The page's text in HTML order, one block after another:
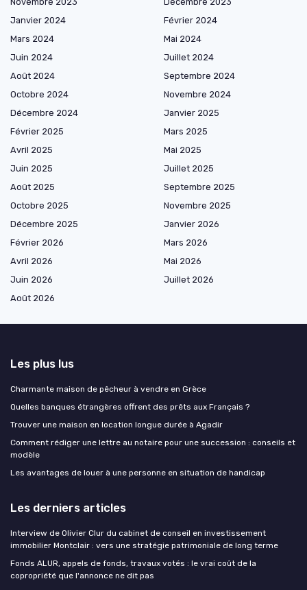
Janvier 2024
Février 2024
Mars 2024
Mai 2024
Juin 2024
Juillet 2024
Août 2024
Septembre 2024
Octobre 2024
Novembre 2024
Décembre 2024
Janvier 2025
Février 2025
Mars 2025
Avril 2025
Mai 2025
Juin 2025
Juillet 2025
Août 2025
Septembre 2025
Octobre 2025
Novembre 2025
Décembre 2025
Janvier 2026
Février 2026
Mars 2026
Avril 2026
Mai 2026
Juin 2026
Juillet 2026
Août 2026
Les plus lus
Charmante maison de pêcheur à vendre en Grèce
Quelles banques étrangères offrent des prêts aux Français ?
Trouver une maison en location longue durée à Agadir
Comment rédiger une lettre au notaire pour une succession : conseils et
modèle
Les avantages de louer à une personne en situation de handicap
Les derniers articles
Interview de Olivier Clur du cabinet de conseil en investissement
immobilier Montclair : vers une stratégie patrimoniale de long terme
Fonds ALUR, appels de fonds, travaux votés : le vrai coût de la
copropriété que l'annonce ne dit pas